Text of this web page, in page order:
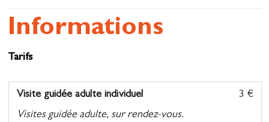
Informations
Tarifs
Visite guidée adulte individuel
3 €
Visites guidée adulte, sur rendez-vous.